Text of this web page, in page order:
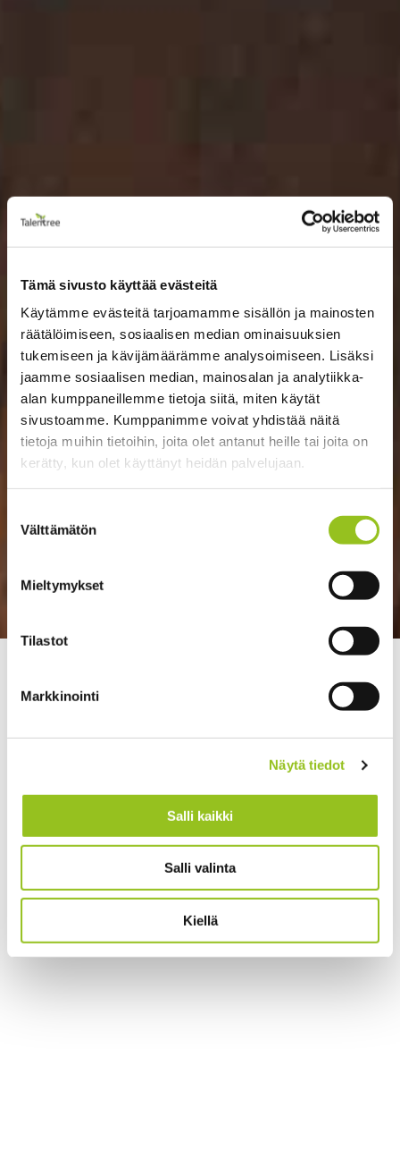
Tämä sivusto käyttää evästeitä
Käytämme evästeitä tarjoamamme sisällön ja mainosten
räätälöimiseen, sosiaalisen median ominaisuuksien
tukemiseen ja kävijämäärämme analysoimiseen. Lisäksi
jaamme sosiaalisen median, mainosalan ja analytiikka-
alan kumppaneillemme tietoja siitä, miten käytät
sivustoamme. Kumppanimme voivat yhdistää näitä
tietoja muihin tietoihin, joita olet antanut heille tai joita on
kerätty, kun olet käyttänyt heidän palvelujaan.
valinta
Välttämätön
Mieltymykset
Tilastot
Markkinointi
Näytä tiedot
Salli kaikki
Salli valinta
Kiellä